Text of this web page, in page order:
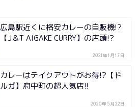
広島駅近くに格安カレーの自販機!?
【J＆T AIGAKE CURRY】の店頭!?
2021年1月17日
カレーはテイクアウトがお得!?【ド
ルガ】府中町の超人気店!!
2020年5月22日